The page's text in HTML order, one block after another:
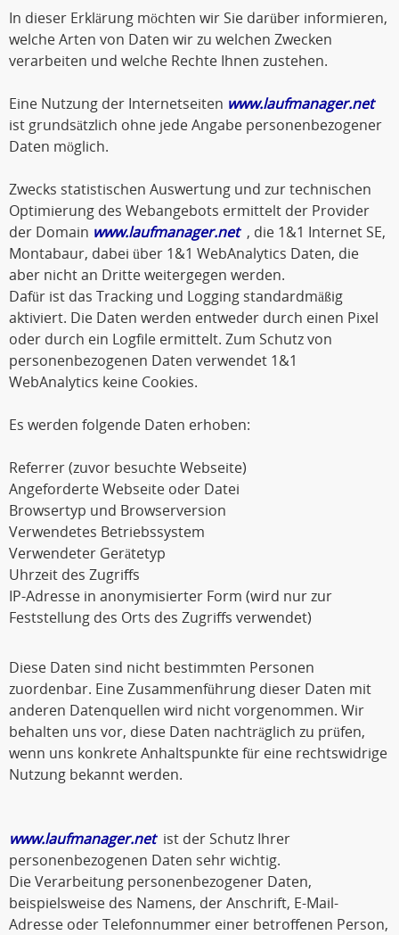
In dieser Erklärung möchten wir Sie darüber informieren,
welche Arten von Daten wir zu welchen Zwecken
verarbeiten und welche Rechte Ihnen zustehen.
Eine Nutzung der Internetseiten www.laufmanager.net
ist grundsätzlich ohne jede Angabe personenbezogener
Daten möglich.
Zwecks statistischen Auswertung und zur technischen
Optimierung des Webangebots ermittelt der Provider
der Domain www.laufmanager.net, die 1&1 Internet SE,
Montabaur, dabei über 1&1 WebAnalytics Daten, die
aber nicht an Dritte weitergegen werden.
Dafür ist das Tracking und Logging standardmäßig
aktiviert. Die Daten werden entweder durch einen Pixel
oder durch ein Logfile ermittelt. Zum Schutz von
personenbezogenen Daten verwendet 1&1
WebAnalytics keine Cookies.
Es werden folgende Daten erhoben:
Referrer (zuvor besuchte Webseite)
Angeforderte Webseite oder Datei
Browsertyp und Browserversion
Verwendetes Betriebssystem
Verwendeter Gerätetyp
Uhrzeit des Zugriffs
IP-Adresse in anonymisierter Form (wird nur zur
Feststellung des Orts des Zugriffs verwendet)
Diese Daten sind nicht bestimmten Personen
zuordenbar. Eine Zusammenführung dieser Daten mit
anderen Datenquellen wird nicht vorgenommen. Wir
behalten uns vor, diese Daten nachträglich zu prüfen,
wenn uns konkrete Anhaltspunkte für eine rechtswidrige
Nutzung bekannt werden.
www.laufmanager.netist der Schutz Ihrer
personenbezogenen Daten sehr wichtig.
Die Verarbeitung personenbezogener Daten,
beispielsweise des Namens, der Anschrift, E-Mail-
Adresse oder Telefonnummer einer betroffenen Person,